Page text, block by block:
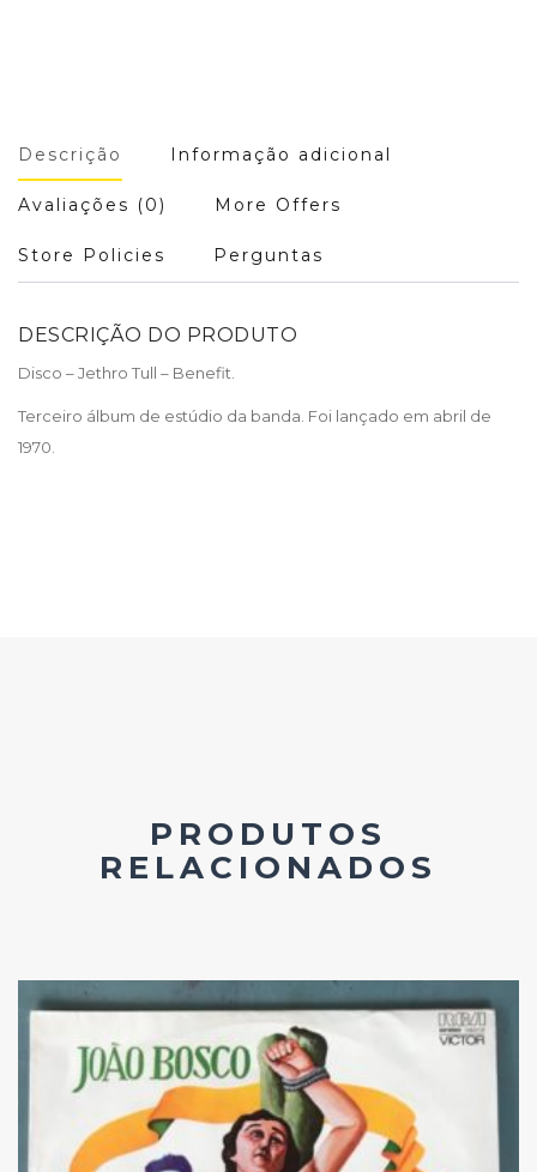
Descrição Informação adicional
Avaliações (0) More Offers
Store Policies Perguntas
DESCRIÇÃO DO PRODUTO
Disco – Jethro Tull – Benefit.
Terceiro álbum de estúdio da banda. Foi lançado em abril de
1970.
PRODUTOS
RELACIONADOS